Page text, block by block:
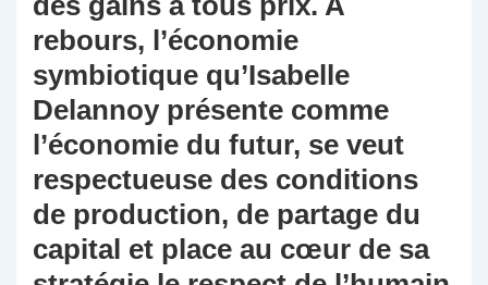
rebours, l’économie
symbiotique qu’Isabelle
Delannoy présente comme
l’économie du futur, se veut
respectueuse des conditions
de production, de partage du
capital et place au cœur de sa